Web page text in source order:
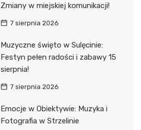
Zmiany w miejskiej komunikacji!
7 sierpnia 2026
Muzyczne święto w Sulęcinie:
Festyn pełen radości i zabawy 15
sierpnia!
7 sierpnia 2026
Emocje w Obiektywie: Muzyka i
Fotografia w Strzelinie